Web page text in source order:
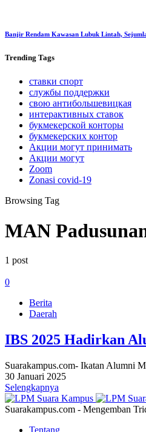
Banjir Rendam Kawasan Lubuk Lintah,
Trending Tags
ставки спорт
службы поддержки
свою антибольшевицкая
интерактивных ставок
букмекерской конторы
букмекерских контор
Акции могут принимать
Акции могут
Zoom
Zonasi covid-19
Browsing Tag
MAN
1 post
0
Berita
Daerah
IBS 2025 Hadirkan
Suarakampus.com- Ikatan Alumni
30 Januari 2025
Selengkapnya
Suarakampus.com - Mengemban
Tentang